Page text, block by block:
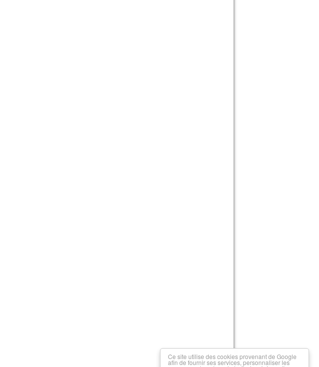
Ce site utilise des cookies provenant de Google
afin de fournir ses services, personnaliser les